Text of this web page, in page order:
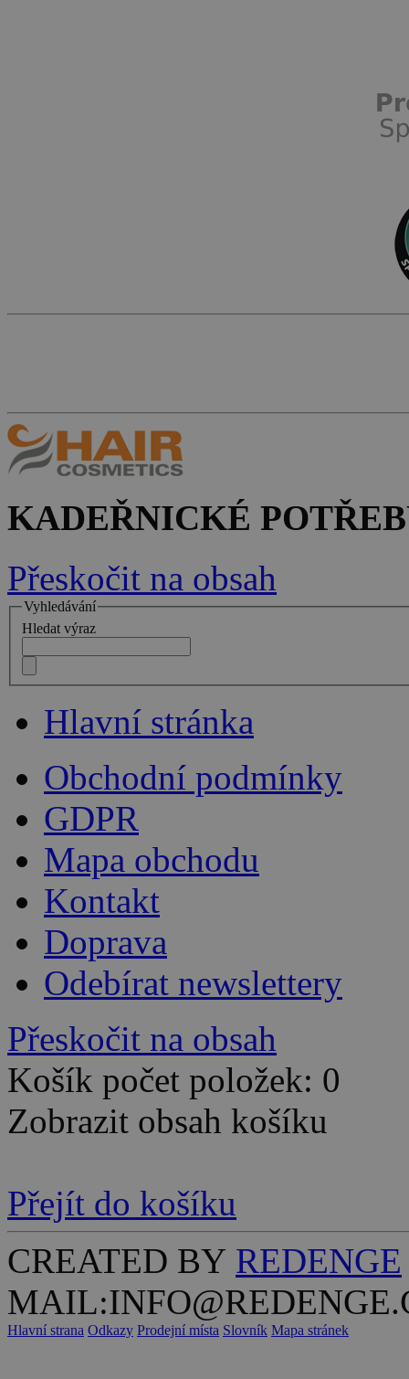
KADEŘNICKÉ
Přeskočit na obsah
Vyhledávání
Hledat výraz
Hlavní stránka
Obchodní podmínky
GDPR
Mapa obchodu
Kontakt
Doprava
Odebírat newslettery
Přeskočit na obsah
Košík počet položek: 0
Zobrazit obsah košíku
Přejít do košíku
CREATED BY REDENGE
Hlavní strana Odkazy Prodejní místa Slovník Mapa stránek